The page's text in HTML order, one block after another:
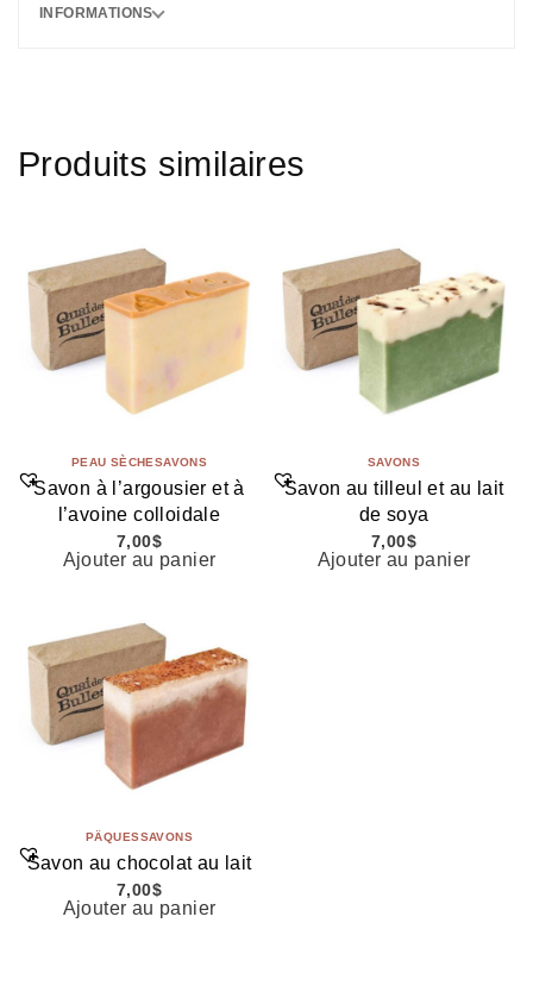
INFORMATIONS
Produits similaires
PEAU SÈCHESAVONS
Savon à l’argousier et à
l’avoine colloidale
7,00$
Ajouter au panier
SAVONS
Savon au tilleul et au lait
de soya
7,00$
Ajouter au panier
PÄQUESSAVONS
Savon au chocolat au lait
7,00$
Ajouter au panier